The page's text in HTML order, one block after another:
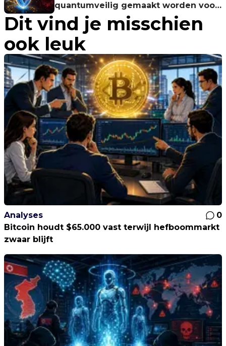
quantumveilig gemaakt worden voor
$0,07
Dit vind je misschien
ook leuk
Analyses
0
Bitcoin houdt $65.000 vast terwijl hefboommarkt
zwaar blijft